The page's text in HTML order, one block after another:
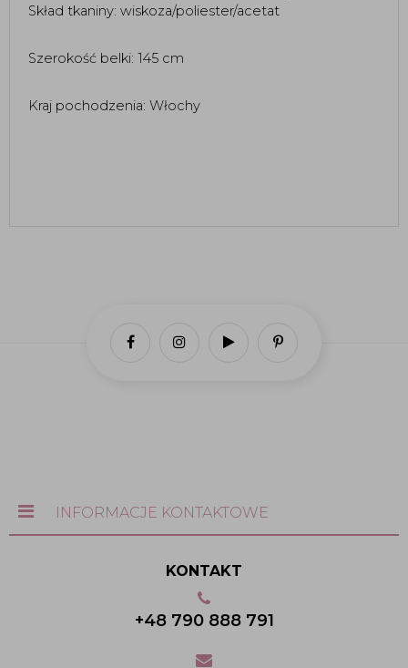
Skład tkaniny: wiskoza/poliester/acetat
Szerokość belki: 145 cm
Kraj pochodzenia: Włochy
INFORMACJE KONTAKTOWE
KONTAKT
+48 790 888 791